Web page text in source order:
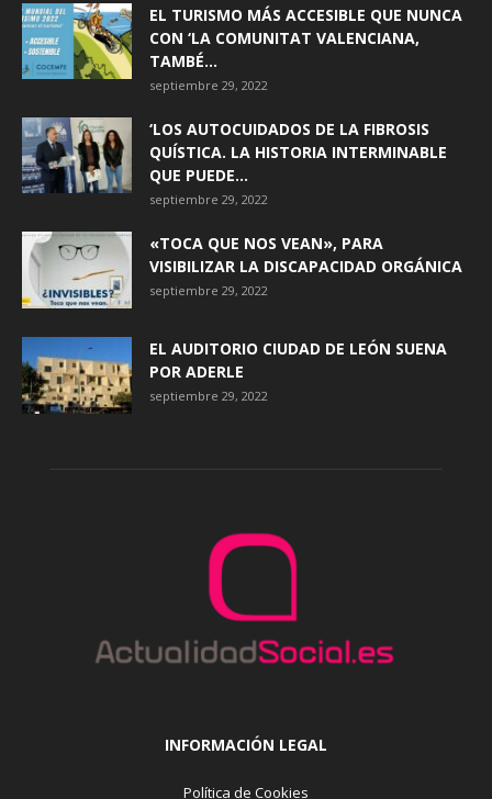
EL TURISMO MÁS ACCESIBLE QUE NUNCA
CON ‘LA COMUNITAT VALENCIANA,
TAMBÉ...
septiembre 29, 2022
‘LOS AUTOCUIDADOS DE LA FIBROSIS
QUÍSTICA. LA HISTORIA INTERMINABLE
QUE PUEDE...
septiembre 29, 2022
«TOCA QUE NOS VEAN», PARA
VISIBILIZAR LA DISCAPACIDAD ORGÁNICA
septiembre 29, 2022
EL AUDITORIO CIUDAD DE LEÓN SUENA
POR ADERLE
septiembre 29, 2022
INFORMACIÓN LEGAL
Política de Cookies